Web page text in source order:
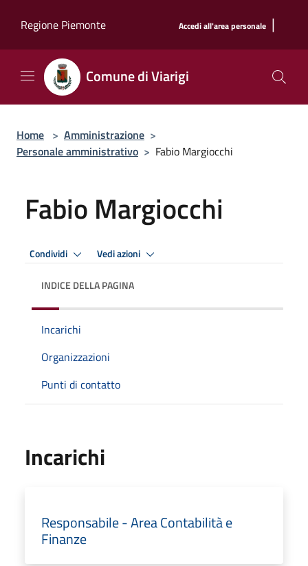
Regione Piemonte
Accedi all'area personale |
Comune di Viarigi
Home > Amministrazione >
Personale amministrativo > Fabio Margiocchi
Fabio Margiocchi
Condividi Vedi azioni
INDICE DELLA PAGINA
Incarichi
Organizzazioni
Punti di contatto
Incarichi
Responsabile - Area Contabilità e
Finanze